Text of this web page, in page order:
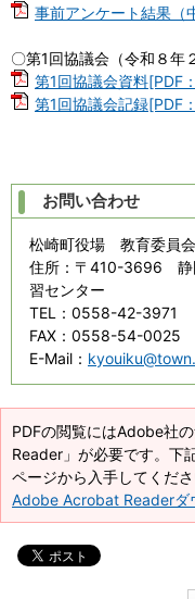
事前アンケート結果（
〇第1回協議会（令和８年
第1回協議会資料[PDF
第1回協議会記録[PDF
お問い合わせ
松崎町役場 教育委員会
住所 ：〒410-3696 静
習センター
TEL
：0558-42-3971
FAX ：0558-54-0025
E-Mail ：
PDFの閲覧にはAdobe社
Reader」が必要です。下
ページから入手してくださ
Adobe Acrobat Readerダ